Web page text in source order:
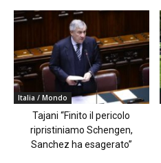
Italia / Mondo
Tajani “Finito il pericolo
ripristiniamo Schengen,
Sanchez ha esagerato”